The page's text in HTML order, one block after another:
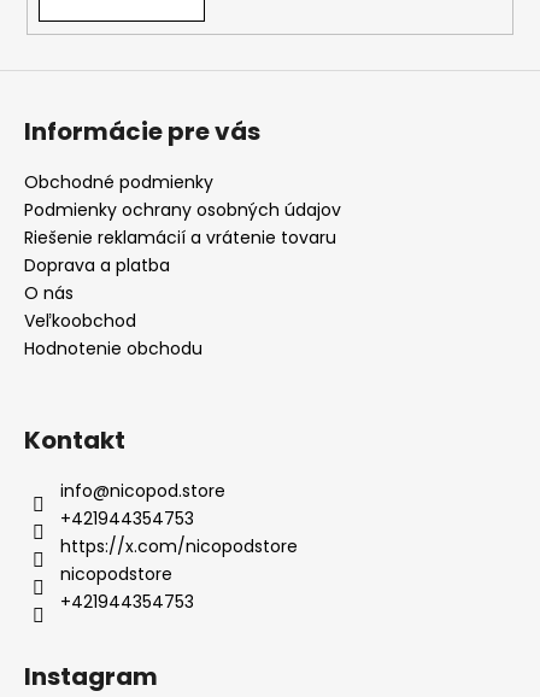
Informácie pre vás
Obchodné podmienky
Podmienky ochrany osobných údajov
Riešenie reklamácií a vrátenie tovaru
Doprava a platba
O nás
Veľkoobchod
Hodnotenie obchodu
Kontakt
info@nicopod.store
+421944354753
https://x.com/nicopodstore
nicopodstore
+421944354753
Instagram